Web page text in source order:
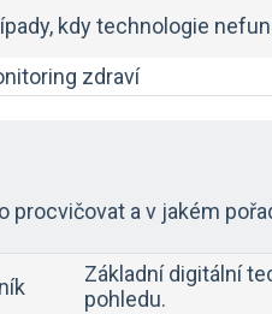
kdy technologie
zdraví
procvičovat a v jakém
Základní digitální
pohledu.